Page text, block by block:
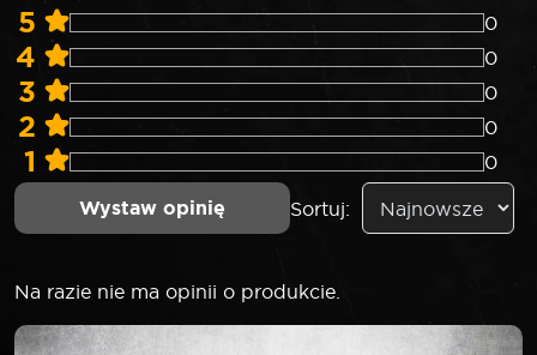
5 0
4 0
3 0
2 0
1 0
Wystaw opinię Sortuj:
Na razie nie ma opinii o produkcie.